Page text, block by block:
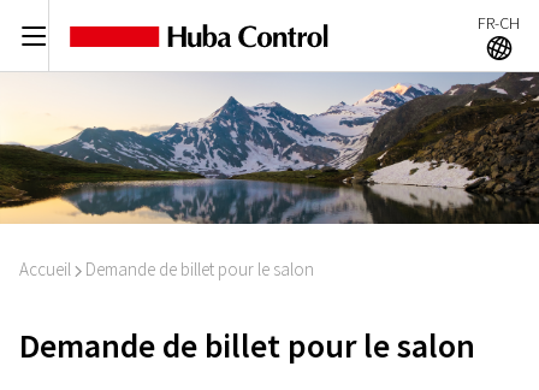
C FR-CH
A
Accueil I Demande de billet pour le salon
Demande de billet pour le salon